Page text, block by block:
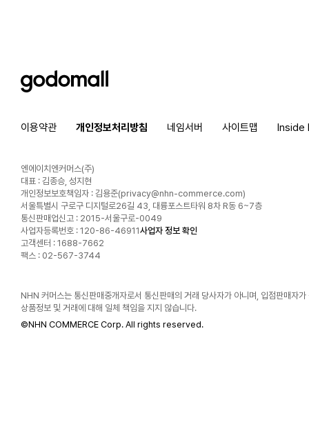
godomall
이용약관 개인정보처리방침 네임서버 사이트맵 Inside
엔에이치엔커머스(주)
대표 : 김종승, 성지현
개인정보보호책임자 : 김용준(privacy@nhn-commerce.com)
서울특별시 구로구 디지털로26길 43, 대륭포스트타워 8차 R동 6~7층
통신판매업신고 : 2015-서울구로-0049
사업자등록번호 : 120-86-46911사업자 정보 확인
고객센터 : 1688-7662
팩스 : 02-567-3744
NHN 커머스는 통신판매중개자로서 통신판매의 거래 당사자가 아니며, 입점판매자가
상품정보 및 거래에 대해 일체 책임을 지지 않습니다.
©NHN COMMERCE Corp. All rights reserved.